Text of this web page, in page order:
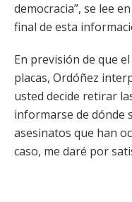
democracia”, se lee
final de esta
En previsión de que
placas, Ordóñez
usted decide retirar
informarse de dónde
asesinatos que han
caso, me daré por